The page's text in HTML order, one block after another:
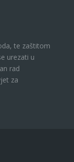
te zaštitom
urezati u
rad
za